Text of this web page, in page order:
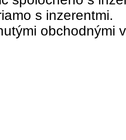
s inzerentmi.
obchodnými